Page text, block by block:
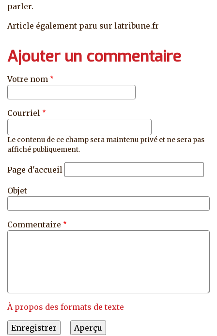
parler.
Article également paru sur latribune.fr
Ajouter un commentaire
Votre nom
Courriel
Le contenu de ce champ sera maintenu privé et ne sera pas
affiché publiquement.
Page d'accueil
Objet
Commentaire
À propos des formats de texte